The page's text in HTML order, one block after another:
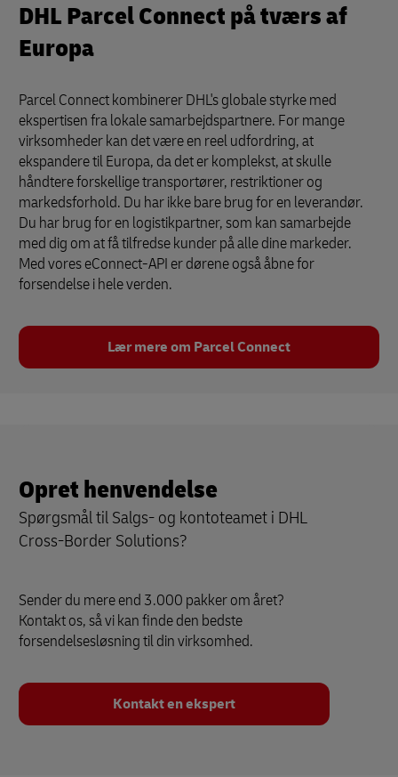
DHL Parcel Connect på tværs af
Europa
Parcel Connect kombinerer DHL's globale styrke med
ekspertisen fra lokale samarbejdspartnere. For mange
virksomheder kan det være en reel udfordring, at
ekspandere til Europa, da det er komplekst, at skulle
håndtere forskellige transportører, restriktioner og
markedsforhold. Du har ikke bare brug for en leverandør.
Du har brug for en logistikpartner, som kan samarbejde
med dig om at få tilfredse kunder på alle dine markeder.
Med vores eConnect-API er dørene også åbne for
forsendelse i hele verden.
Lær mere om Parcel Connect
Opret henvendelse
Spørgsmål til Salgs- og kontoteamet i DHL
Cross-Border Solutions?
Sender du mere end 3.000 pakker om året?
Kontakt os, så vi kan finde den bedste
forsendelsesløsning til din virksomhed.
Kontakt en ekspert